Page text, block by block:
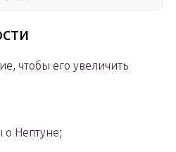
чтобы его увеличить
Нептуне;